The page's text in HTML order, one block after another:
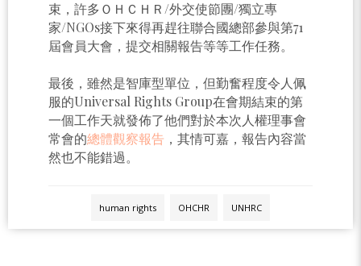
束，許多ＯＨＣＨＲ/外交使節團/獨立專
家/NGOs接下來得再趕往聯合國總部參與第71
屆會員大會，提交相關報告等等工作任務。
最後，雖然是智庫型單位，但勤奮程度令人佩
服的Universal Rights Group在會期結束的第
一個工作天就發佈了他們對於本次人權理事會
常會的總體觀察報告 ，其情可嘉，報告內容當
然也不能錯過。
human rights OHCHR UNHRC